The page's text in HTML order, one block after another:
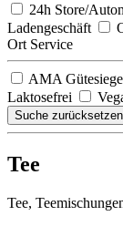
24h Store/
Ladengeschäft
Ort Service
AMA
Laktosefrei
Suche zurücksetzen
Tee
Tee,